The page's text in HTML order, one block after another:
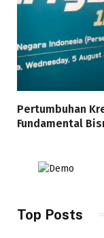
Pertumbuhan
Fundamental
Top Posts